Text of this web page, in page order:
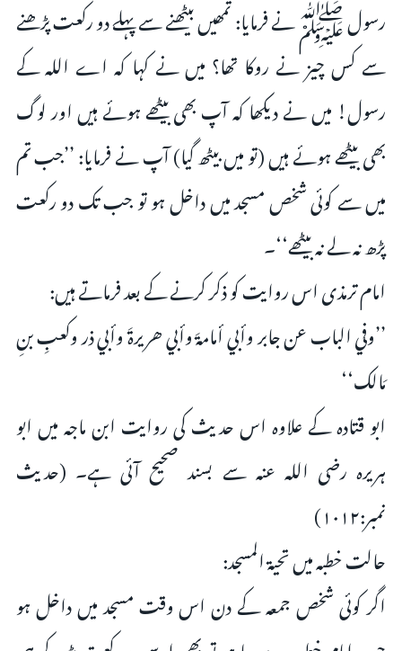
رسول ﷺ نے فرمایا: تمھیں بیٹھنے سے پہلے دو رکعت پڑھنے
سے کس چیز نے روکا تھا؟ میں نے کہا کہ اے اللہ کے
رسول! میں نے دیکھا کہ آپ بھی بیٹھے ہوئے ہیں اور لوگ
بھی بیٹھے ہوئے ہیں (تو میں بیٹھ گیا) آپ نے فرمایا: ’’جب تم
میں سے کوئی شخص مسجد میں داخل ہو تو جب تک دو رکعت
پڑھ نہ لے نہ بیٹھے‘‘۔
امام ترمذی اس روایت کو ذکر کرنے کے بعد فرماتے ہیں:
’’وفي الباب عن جابر وأبي أمامۃَ وأبي ھریرۃَ وأبي ذر وکعبِ بنِ
مَالک‘‘
ابو قتادہ کے علاوہ اس حدیث کی روایت ابن ماجہ میں ابو
ہریرہ رضی اللہ عنہ سے بسند صحیح آئی ہے۔ (حدیث
نمبر:۱۰۱۲)
حالت خطبہ میں تحیۃ المسجد:
اگر کوئی شخص جمعہ کے دن اس وقت مسجد میں داخل ہو